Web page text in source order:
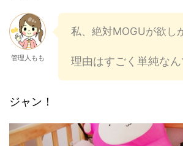
管理人もも
私、絶対MOGUが欲し
理由はすごく単純な
ジャン！